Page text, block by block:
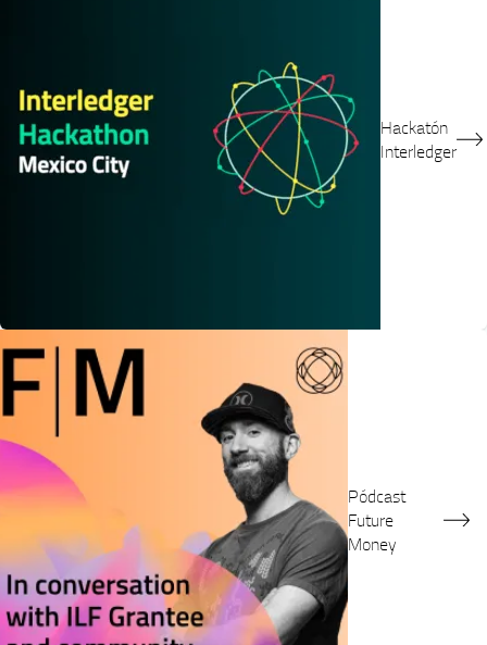
Hackatón
Interledger
Pódcast
Future
Money